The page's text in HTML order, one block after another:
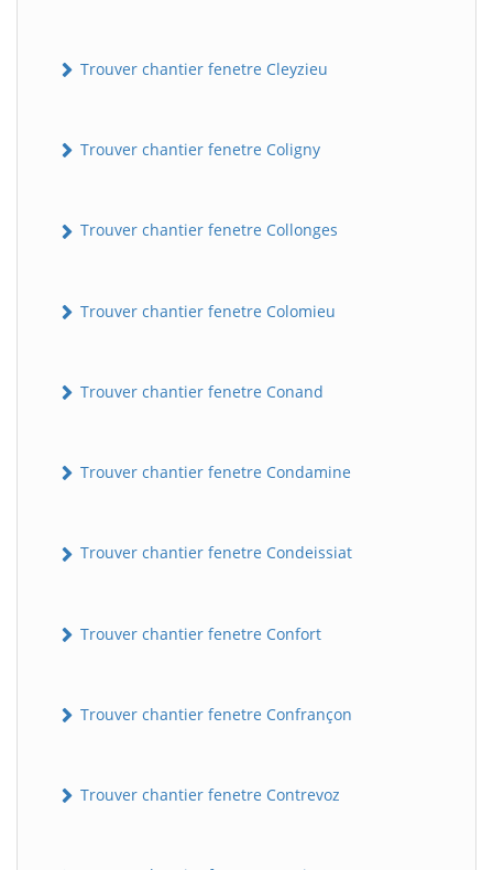
Trouver chantier fenetre Cleyzieu
Trouver chantier fenetre Coligny
Trouver chantier fenetre Collonges
Trouver chantier fenetre Colomieu
Trouver chantier fenetre Conand
Trouver chantier fenetre Condamine
Trouver chantier fenetre Condeissiat
Trouver chantier fenetre Confort
Trouver chantier fenetre Confrançon
Trouver chantier fenetre Contrevoz
BatiWebPro